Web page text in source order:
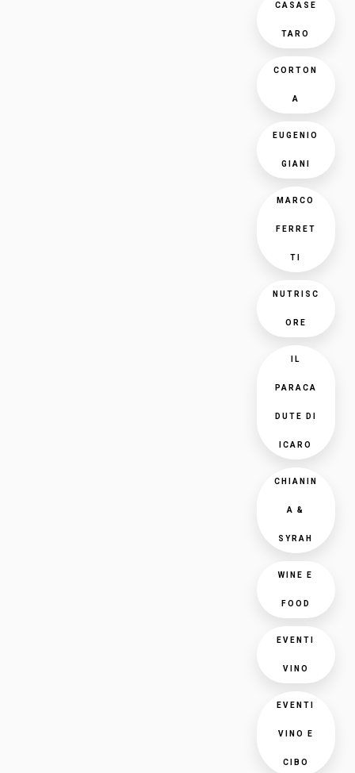
CASASE
TARO
CORTON
A
EUGENIO
GIANI
MARCO
FERRET
TI
NUTRISC
ORE
IL
PARACA
DUTE DI
ICARO
CHIANIN
A &
SYRAH
WINE E
FOOD
EVENTI
VINO
EVENTI
VINO E
CIBO